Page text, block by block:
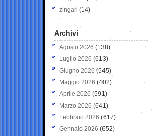
zingari (14)
Archivi
Agosto 2026 (138)
Luglio 2026 (613)
Giugno 2026 (545)
Maggio 2026 (402)
Aprile 2026 (591)
Marzo 2026 (641)
Febbraio 2026 (617)
Gennaio 2026 (652)